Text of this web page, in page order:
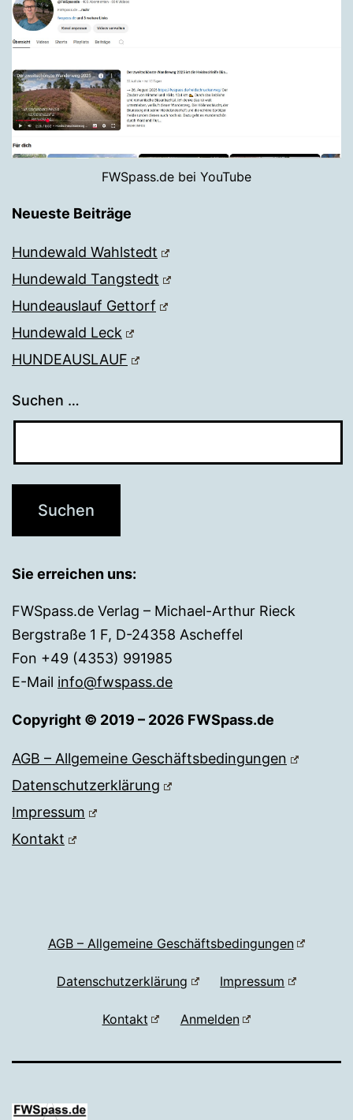
FWSpass.de bei YouTube
Neueste Beiträge
Hundewald Wahlstedt
Hundewald Tangstedt
Hundeauslauf Gettorf
Hundewald Leck
HUNDEAUSLAUF
Suchen …
Sie erreichen uns:
FWSpass.de Verlag – Michael-Arthur Rieck
Bergstraße 1 F, D-24358 Ascheffel
Fon +49 (4353) 991985
E-Mail info@fwspass.de
Copyright © 2019 – 2026 FWSpass.de
AGB – Allgemeine Geschäftsbedingungen
Datenschutzerklärung
Impressum
Kontakt
AGB – Allgemeine Geschäftsbedingungen
Datenschutzerklärung Impressum
Kontakt Anmelden